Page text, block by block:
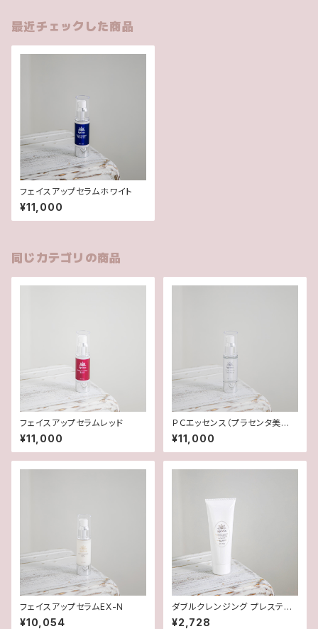
最近チェックした商品
フェイスアップセラムホワイト
¥11,000
同じカテゴリの商品
フェイスアップセラムレッド
¥11,000
ＰＣエッセンス（プラセンタ美容
液）
¥11,000
フェイスアップセラムEX-N
¥10,054
ダブルクレンジング プレステー
ジ
¥2,728